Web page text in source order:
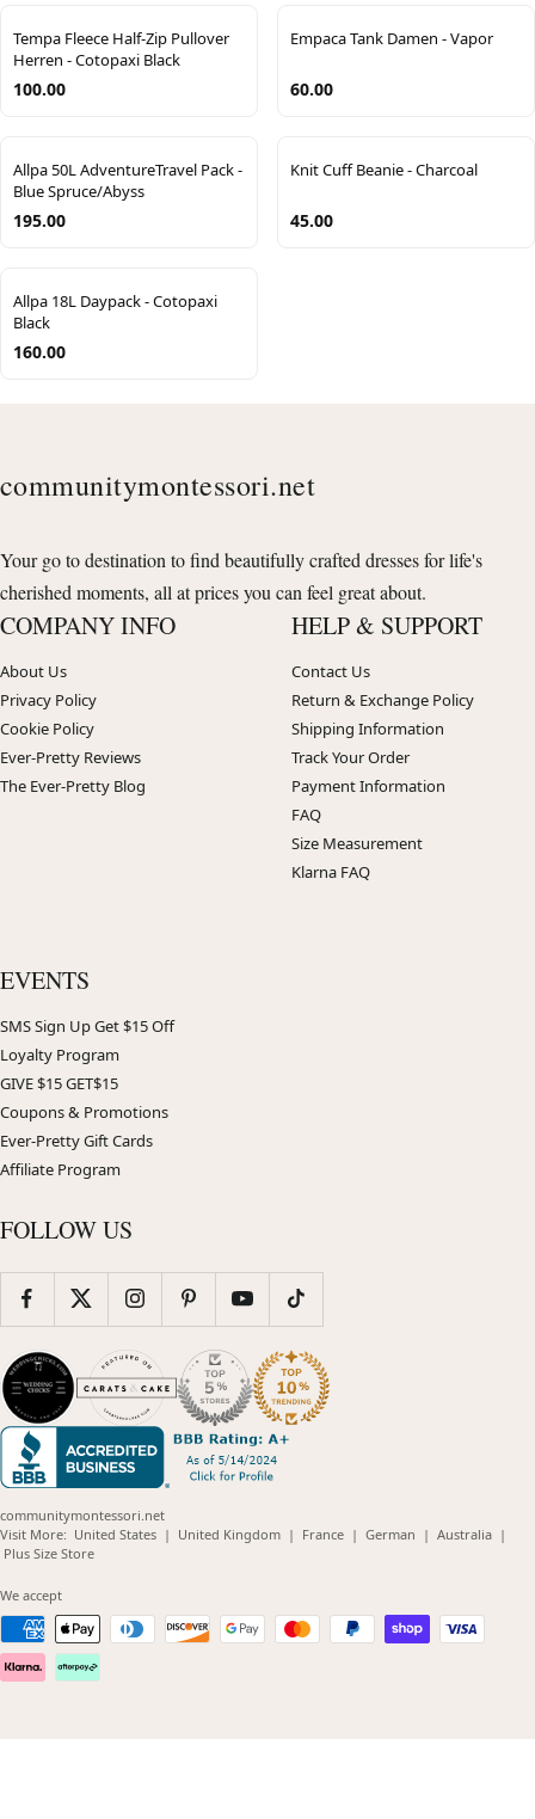
Tempa Fleece Half-Zip Pullover
Herren - Cotopaxi Black
100.00
Empaca Tank Damen - Vapor
60.00
Allpa 50L AdventureTravel Pack -
Blue Spruce/Abyss
195.00
Knit Cuff Beanie - Charcoal
45.00
Allpa 18L Daypack - Cotopaxi
Black
160.00
communitymontessori.net
Your go to destination to find beautifully crafted dresses for life's
cherished moments, all at prices you can feel great about.
COMPANY INFO
About Us
Privacy Policy
Cookie Policy
Ever-Pretty Reviews
The Ever-Pretty Blog
HELP & SUPPORT
Contact Us
Return & Exchange Policy
Shipping Information
Track Your Order
Payment Information
FAQ
Size Measurement
Klarna FAQ
EVENTS
SMS Sign Up Get $15 Off
Loyalty Program
GIVE $15 GET$15
Coupons & Promotions
Ever-Pretty Gift Cards
Affiliate Program
FOLLOW US
communitymontessori.net
Visit More: United States(opens
| United Kingdom(opens
| France(opens
| German (opens
| Australia(opens
|
Plus Size Store(opens
We accept